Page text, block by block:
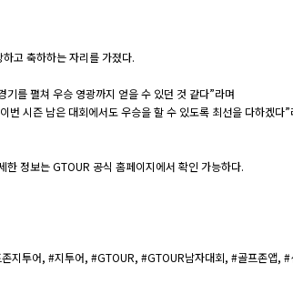
고 축하하는 자리를 가졌다.
를 펼쳐 우승 영광까지 얻을 수 있던 것 같다”라며
시즌 남은 대회에서도 우승을 할 수 있도록 최선을 다하겠다”
정보는 GTOUR 공식 홈페이지에서 확인 가능하다.
투어, #지투어, #GTOUR, #GTOUR남자대회, #골프존앱,